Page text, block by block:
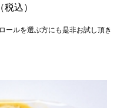
税込）
ールを選ぶ方にも是非お試し頂き